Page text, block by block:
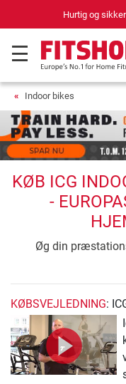
Hurtig og
Indoor bikes
KØB ICG
-
Øg din
KØBSVEJLEDNING: